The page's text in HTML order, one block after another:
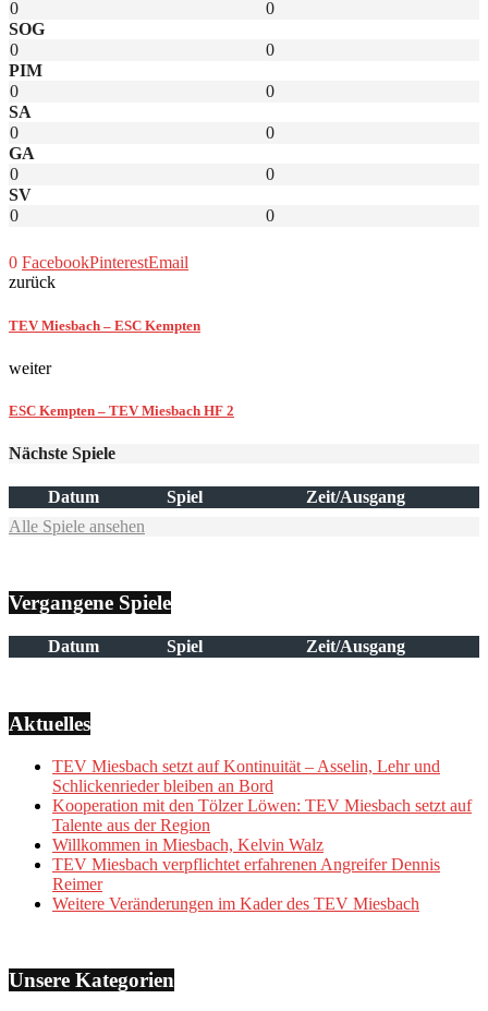
0
0
SOG
0
0
PIM
0
0
SA
0
0
GA
0
0
SV
0
0
0 FacebookPinterestEmail
zurück
TEV Miesbach – ESC Kempten
weiter
ESC Kempten – TEV Miesbach HF 2
Nächste Spiele
Datum Spiel
Zeit/Ausgang
Alle Spiele ansehen
Vergangene Spiele
Datum Spiel Zeit/Ausgang
Aktuelles
TEV Miesbach setzt auf Kontinuität – Asselin, Lehr und
Schlickenrieder bleiben an Bord
Kooperation mit den Tölzer Löwen: TEV Miesbach setzt auf
Talente aus der Region
Willkommen in Miesbach, Kelvin Walz
TEV Miesbach verpflichtet erfahrenen Angreifer Dennis
Reimer
Weitere Veränderungen im Kader des TEV Miesbach
Unsere Kategorien